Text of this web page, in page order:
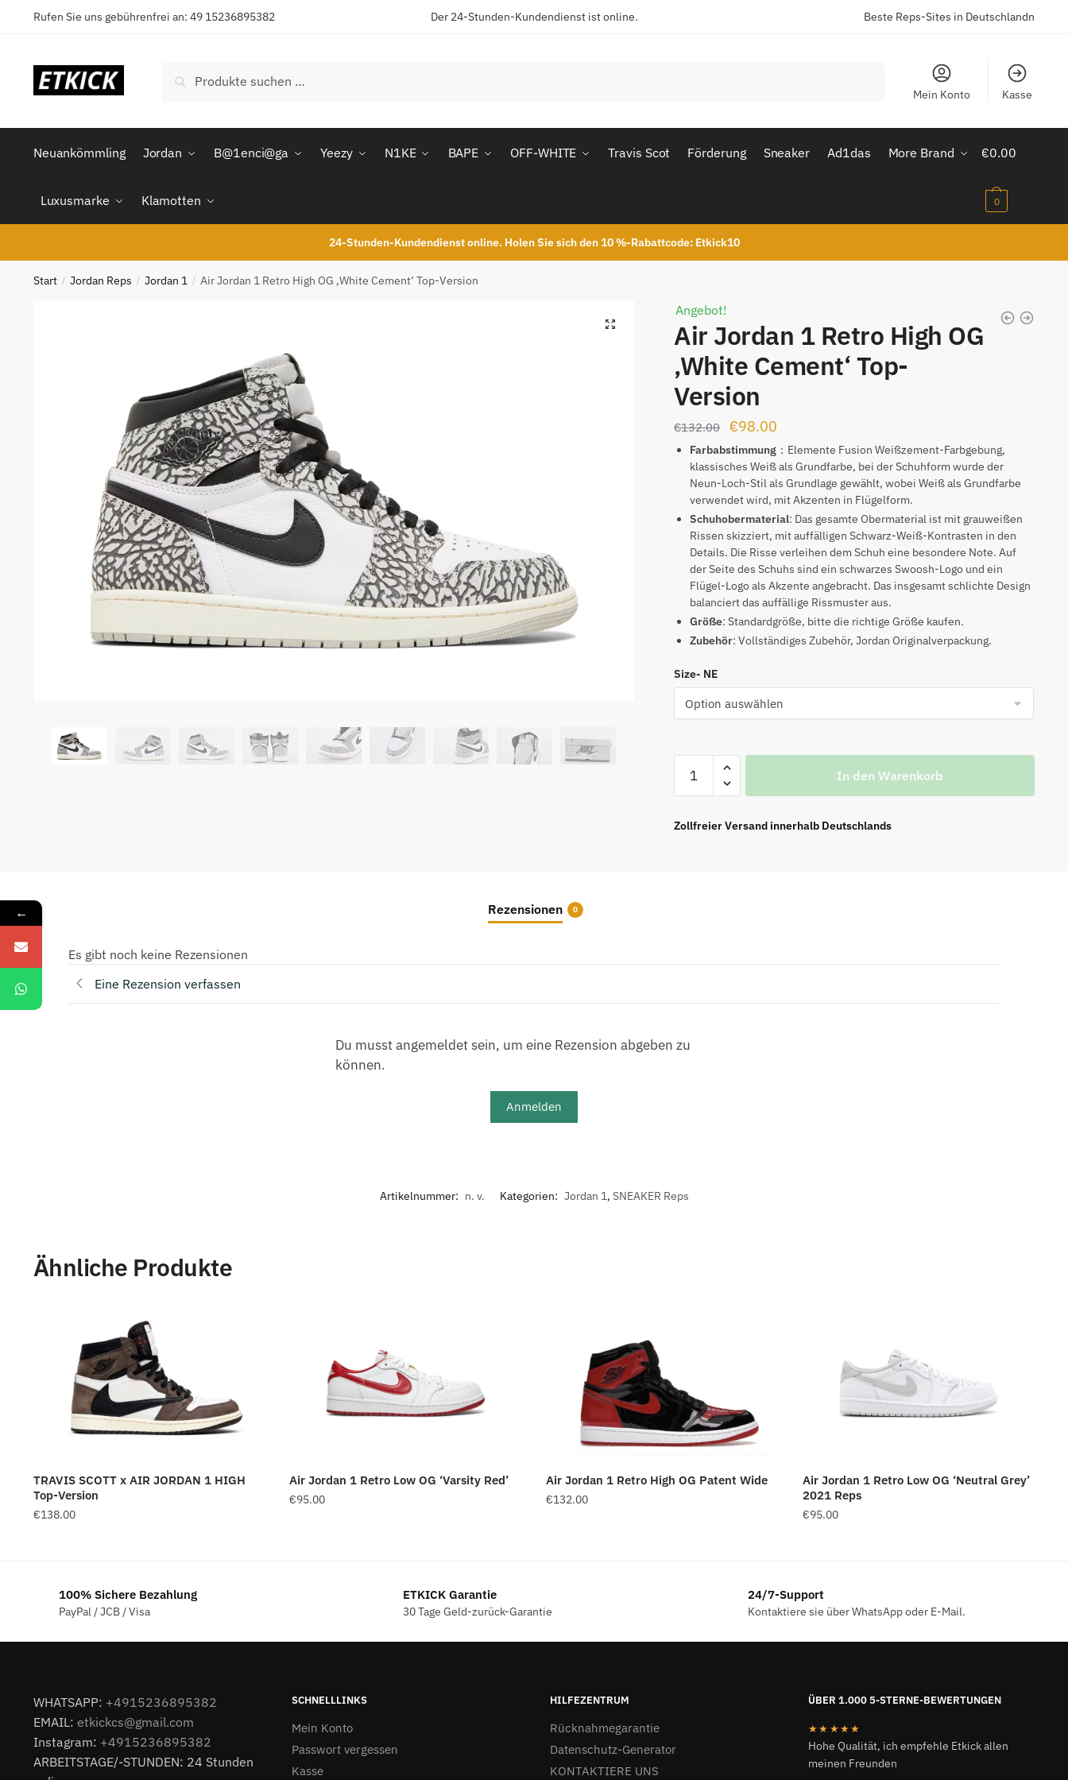
Rufen Sie uns gebührenfrei an: 49 15236895382 Der 24-Stunden-Kundendienst ist online. Beste Reps-Sites in Deutschlandn
nach:
Suchen
Mein Konto Kasse
Neuankömmling Jordan B@1enci@ga Yeezy N1KE BAPE OFF-WHITE Travis Scot Förderung Sneaker Ad1das More Brand
Luxusmarke Klamotten
€0.00
0
24-Stunden-Kundendienst online. Holen Sie sich den 10 %-Rabattcode: Etkick10
Start / Jordan Reps / Jordan 1 / Air Jordan 1 Retro High OG ‚White Cement‘ Top-Version
Angebot!
Air Jordan 1 Retro High OG
‚White Cement‘ Top-
Version
€132.00
Ursprünglicher
Preis
war:
€132.00
€98.00
Preis
ist:
€98.00.
Farbabstimmung ：Elemente Fusion Weißzement-Farbgebung,
klassisches Weiß als Grundfarbe, bei der Schuhform wurde der
Neun-Loch-Stil als Grundlage gewählt, wobei Weiß als Grundfarbe
verwendet wird, mit Akzenten in Flügelform.
Schuhobermaterial: Das gesamte Obermaterial ist mit grauweißen
Rissen skizziert, mit auffälligen Schwarz-Weiß-Kontrasten in den
Details. Die Risse verleihen dem Schuh eine besondere Note. Auf
der Seite des Schuhs sind ein schwarzes Swoosh-Logo und ein
Flügel-Logo als Akzente angebracht. Das insgesamt schlichte Design
balanciert das auffällige Rissmuster aus.
Größe: Standardgröße, bitte die richtige Größe kaufen.
Zubehör: Vollständiges Zubehör, Jordan Originalverpackung.
Size- NE
Jordan
Retro
Menge
In den Warenkorb
Zollfreier Versand innerhalb Deutschlands
Rezensionen 0
Es gibt noch keine Rezensionen
Eine Rezension verfassen
Du musst angemeldet sein, um eine Rezension abgeben zu
können.
Anmelden
Artikelnummer: n. v. Kategorien: Jordan 1, SNEAKER Reps
Ähnliche Produkte
TRAVIS SCOTT x AIR JORDAN 1 HIGH
Top-Version
€138.00
Air Jordan 1 Retro Low OG ‘Varsity Red’
€95.00
Air Jordan 1 Retro High OG Patent Wide
€132.00
Air Jordan 1 Retro Low OG ‘Neutral Grey’
2021 Reps
€95.00
100% Sichere Bezahlung
PayPal / JCB / Visa
ETKICK Garantie
30 Tage Geld-zurück-Garantie
24/7-Support
Kontaktiere sie über WhatsApp oder E-Mail.
WHATSAPP: +4915236895382
EMAIL: etkickcs@gmail.com
Instagram: +4915236895382
ARBEITSTAGE/-STUNDEN: 24 Stunden
SCHNELLLINKS
Mein Konto
Passwort vergessen
Kasse
HILFEZENTRUM
Rücknahmegarantie
Datenschutz-Generator
KONTAKTIERE UNS
ÜBER 1.000 5-STERNE-BEWERTUNGEN
★★★★★
Hohe Qualität, ich empfehle Etkick allen
meinen Freunden
←